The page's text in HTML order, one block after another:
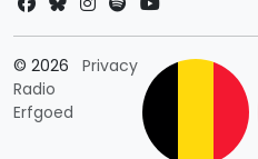
© 2026
Radio
Erfgoed
PrivacyLandkeuze